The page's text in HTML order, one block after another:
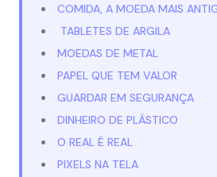
COMIDA, A MOEDA MAIS
TABLETES DE ARGILA
MOEDAS DE METAL
PAPEL QUE TEM VALOR
GUARDAR EM SEGURANÇA
DINHEIRO DE PLÁSTICO
O REAL É REAL
PIXELS NA TELA